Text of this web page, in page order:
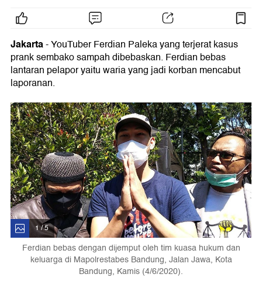
Jakarta- YouTuber Ferdian Paleka yang terjerat kasus
prank sembako sampah dibebaskan. Ferdian bebas
lantaran pelapor yaitu waria yang jadi korban mencabut
laporanan.
1 / 5
Ferdian bebas dengan dijemput oleh tim kuasa hukum dan
keluarga di Mapolrestabes Bandung, Jalan Jawa, Kota
Bandung, Kamis (4/6/2020).